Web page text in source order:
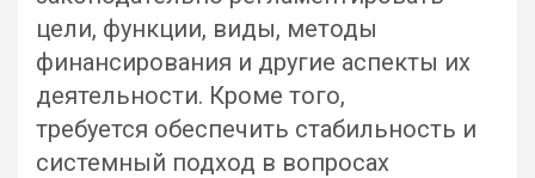
цели, функции, виды, методы
финансирования и другие аспекты их
деятельности. Кроме того,
требуется обеспечить стабильность и
системный подход в вопросах